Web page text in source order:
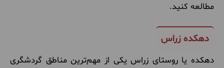
مطالعه کنید.
دهکده زراس
دهکده یا روستای زراس یکی از مهم‌ترین مناطق گردشگری